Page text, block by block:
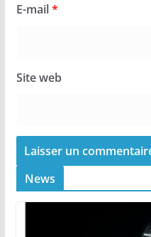
E-mail*
Site web
News